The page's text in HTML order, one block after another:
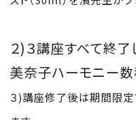
２)３講座すべて終了
美奈子ハーモニー数
３)講座修了後は期間限